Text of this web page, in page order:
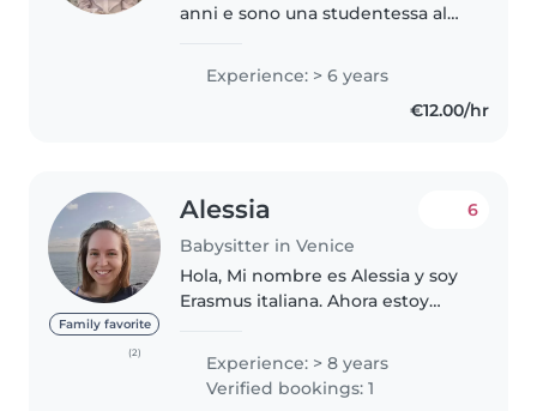
anni e sono una studentessa al
Ho già esperienza con bambini
(sia in famiglia che con altre..
Experience: > 6 years
€12.00/hr
Family favorite
(2)
Alessia
Babysitter in Venice
6
Hola, Mi nombre es Alessia y soy
Erasmus italiana. Ahora estoy
Farmacia en la universidad y
estoy disponible para cuidado de
emergencia los fines semana o..
Experience: > 8 years
Verified bookings: 1